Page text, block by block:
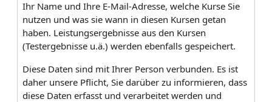
Ihr Name und Ihre E-Mail-Adresse, welche Kurse Sie
nutzen und was sie wann in diesen Kursen getan
haben. Leistungsergebnisse aus den Kursen
(Testergebnisse u.ä.) werden ebenfalls gespeichert.
Diese Daten sind mit Ihrer Person verbunden. Es ist
daher unsere Pflicht, Sie darüber zu informieren, dass
diese Daten erfasst und verarbeitet werden und